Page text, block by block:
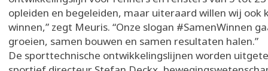
opleiden en begeleiden, maar uiteraard willen wij ook
winnen,” zegt Meuris. “Onze slogan #SamenWinnen
groeien, samen bouwen en samen resultaten halen.”
De sporttechnische ontwikkelingslijnen worden